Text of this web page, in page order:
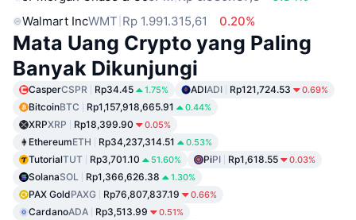
Walmart IncWMT Rp 1.991.315,61 0.20%
Mata Uang Crypto yang Paling
Banyak Dikunjungi
CasperCSPR Rp34.45 1.75% ADIADI Rp121,724.53 0.69%
BitcoinBTC Rp1,157,918,665.91 0.44%
XRPXRP Rp18,399.90 0.05%
EthereumETH Rp34,237,314.51 0.53%
TutorialTUT Rp3,701.10 51.60% PiPI Rp1,618.55 0.03%
SolanaSOL Rp1,366,626.38 1.30%
PAX GoldPAXG Rp76,807,837.19 0.66%
CardanoADA Rp3,513.99 0.51%